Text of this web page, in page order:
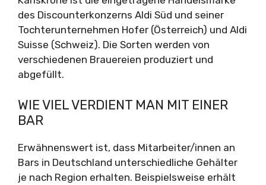
des Discounterkonzerns Aldi Süd und seiner
Tochterunternehmen Hofer (Österreich) und Aldi
Suisse (Schweiz). Die Sorten werden von
verschiedenen Brauereien produziert und
abgefüllt.
WIE VIEL VERDIENT MAN MIT EINER
BAR
Erwähnenswert ist, dass Mitarbeiter/innen an
Bars in Deutschland unterschiedliche Gehälter
je nach Region erhalten. Beispielsweise erhält